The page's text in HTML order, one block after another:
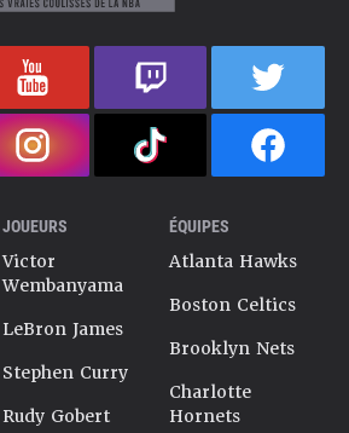
JOUEURS
Victor
Wembanyama
LeBron James
Stephen Curry
Rudy Gobert
ÉQUIPES
Atlanta Hawks
Boston Celtics
Brooklyn Nets
Charlotte
Hornets